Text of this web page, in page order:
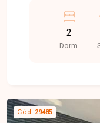
oferecendo
dia a dia. Sala em dois ambientes, 2 quartos,
sendo 1 suíte,
churrasqueira,
de lazer e conforto. Uma ótima opção
2
Dorm.
Cód. 29485